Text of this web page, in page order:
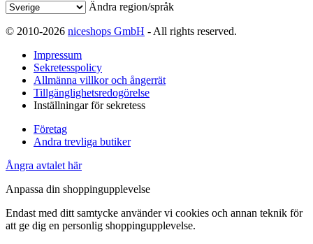
Ändra region/språk
© 2010-2026 niceshops GmbH - All rights reserved.
Impressum
Sekretesspolicy
Allmänna villkor och ångerrät
Tillgänglighetsredogörelse
Inställningar för sekretess
Företag
Andra trevliga butiker
Ångra avtalet här
Anpassa din shoppingupplevelse
Endast med ditt samtycke använder vi cookies och annan teknik för
att ge dig en personlig shoppingupplevelse.